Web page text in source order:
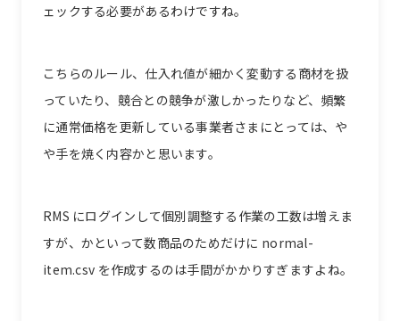
ェックする必要があるわけですね。
こちらのルール、仕入れ値が細かく変動する商材を扱
っていたり、競合との競争が激しかったりなど、頻繁
に通常価格を更新している事業者さまにとっては、や
や手を焼く内容かと思います。
RMS にログインして個別調整する作業の工数は増えま
すが、かといって数商品のためだけに normal-
item.csv を作成するのは手間がかかりすぎますよね。